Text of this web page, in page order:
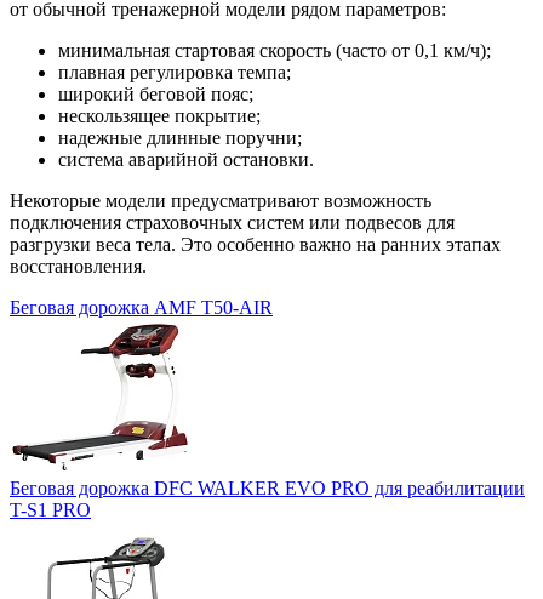
от обычной тренажерной модели рядом параметров:
минимальная стартовая скорость (часто от 0,1 км/ч);
плавная регулировка темпа;
широкий беговой пояс;
нескользящее покрытие;
надежные длинные поручни;
система аварийной остановки.
Некоторые модели предусматривают возможность
подключения страховочных систем или подвесов для
разгрузки веса тела. Это особенно важно на ранних этапах
восстановления.
Беговая дорожка AMF Т50-AIR
Беговая дорожка DFC WALKER EVO PRO для реабилитации
T-S1 PRO